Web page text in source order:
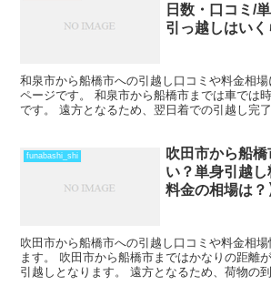
日数・口コミ/
引っ越しはいく
和泉市から船橋市への引越し口コミや料金相
ページです。 和泉市から船橋市までは車では
です。 遠方となるため、翌日着での引越し完
funabashi_shi
吹田市から船
い？単身引越
料金の相場は？
吹田市から船橋市への引越し口コミや料金相
ます。 吹田市から船橋市まではかなりの距離
引越しとなります。 遠方となるため、荷物の